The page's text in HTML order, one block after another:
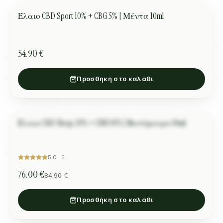
ΑΘΛΗΤΙΣΜΌΣ
Έλαιο CBD Sport 10% + CBG 5% | Μέντα 10ml
54.90 €
Προσθήκη στο καλάθι
ΎΠΝΟΣ ΠΡΟΣΦΟΡΆ
Amélie
Έλαιο CBD Sleep 20% + CBN 10% | Βατόμουρο 10ml
5.0 · 5
76.00 €84.90 €
Προσθήκη στο καλάθι